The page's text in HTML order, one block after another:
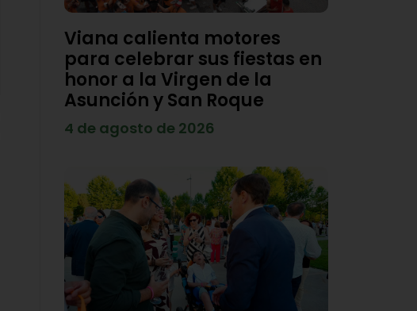
Viana calienta motores
para celebrar sus fiestas en
honor a la Virgen de la
Asunción y San Roque
4 de agosto de 2026